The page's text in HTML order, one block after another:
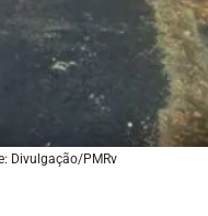
Divulgação/PMRv